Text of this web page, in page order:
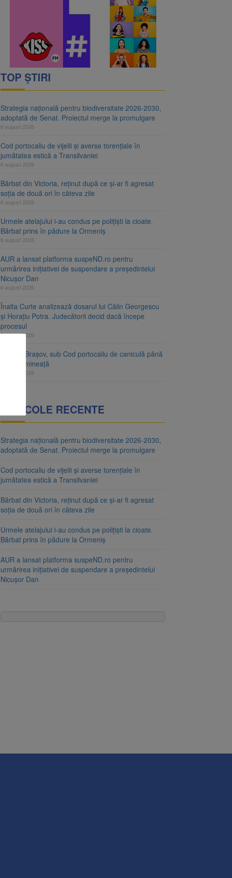
TOP ȘTIRI
Strategia națională pentru biodiversitate 2026-2030,
adoptată de Senat. Proiectul merge la promulgare
6 august 2026
Cod portocaliu de vijelii și averse torențiale în
jumătatea estică a Transilvaniei
6 august 2026
Bărbat din Victoria, reținut după ce și-ar fi agresat
soția de două ori în câteva zile
6 august 2026
Urmele atelajului i-au condus pe polițiști la cioate.
Bărbat prins în pădure la Ormeniș
6 august 2026
AUR a lansat platforma suspeND.ro pentru
urmărirea inițiativei de suspendare a președintelui
Nicușor Dan
6 august 2026
Înalta Curte analizează dosarul lui Călin Georgescu
și Horațiu Potra. Judecătorii decid dacă începe
procesul
6 august 2026
Județul Brașov, sub Cod portocaliu de caniculă până
vineri dimineață
6 august 2026
ARTICOLE RECENTE
Strategia națională pentru biodiversitate 2026-2030,
adoptată de Senat. Proiectul merge la promulgare
Cod portocaliu de vijelii și averse torențiale în
jumătatea estică a Transilvaniei
Bărbat din Victoria, reținut după ce și-ar fi agresat
soția de două ori în câteva zile
Urmele atelajului i-au condus pe polițiști la cioate.
Bărbat prins în pădure la Ormeniș
AUR a lansat platforma suspeND.ro pentru
urmărirea inițiativei de suspendare a președintelui
Nicușor Dan